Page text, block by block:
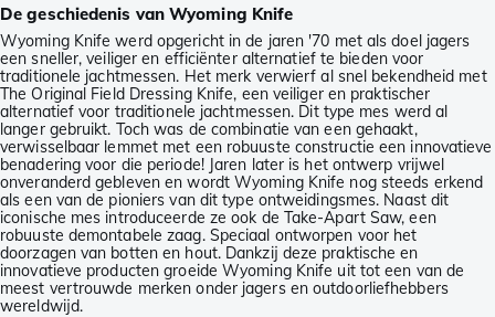
De geschiedenis van Wyoming Knife
Wyoming Knife werd opgericht in de jaren '70 met als doel jagers
een sneller, veiliger en efficiënter alternatief te bieden voor
traditionele jachtmessen. Het merk verwierf al snel bekendheid met
The Original Field Dressing Knife, een veiliger en praktischer
alternatief voor traditionele jachtmessen. Dit type mes werd al
langer gebruikt. Toch was de combinatie van een gehaakt,
verwisselbaar lemmet met een robuuste constructie een innovatieve
benadering voor die periode! Jaren later is het ontwerp vrijwel
onveranderd gebleven en wordt Wyoming Knife nog steeds erkend
als een van de pioniers van dit type ontweidingsmes. Naast dit
iconische mes introduceerde ze ook de Take-Apart Saw, een
robuuste demontabele zaag. Speciaal ontworpen voor het
doorzagen van botten en hout. Dankzij deze praktische en
innovatieve producten groeide Wyoming Knife uit tot een van de
meest vertrouwde merken onder jagers en outdoorliefhebbers
wereldwijd.